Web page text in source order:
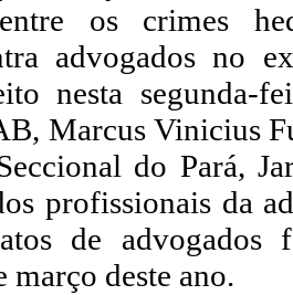
os crimes
advogados no
nesta segunda-
Marcus Vinicius
do Pará,
profissionais da
de advogados
março deste ano.